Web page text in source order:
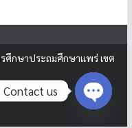
ศึกษาประถมศึกษาแพร่ เขต
Contact us